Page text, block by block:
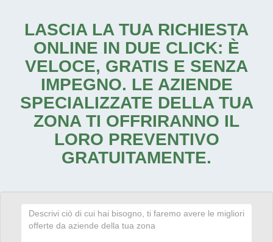
LASCIA LA TUA RICHIESTA
ONLINE IN DUE CLICK: È
VELOCE, GRATIS E SENZA
IMPEGNO. LE AZIENDE
SPECIALIZZATE DELLA TUA
ZONA TI OFFRIRANNO IL
LORO PREVENTIVO
GRATUITAMENTE.